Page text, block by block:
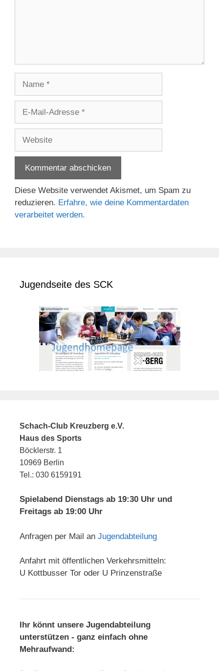
Adresse
Diese Website verwendet Akismet, um Spam zu
reduzieren. Erfahre, wie deine Kommentardaten
verarbeitet werden.
Jugendseite des SCK
Schach-Club Kreuzberg e.V.
Haus des Sports
Böcklerstr. 1
10969 Berlin
Tel.: 030 6159191
Spielabend Dienstags ab 19:30 Uhr und
Freitags ab 19:00 Uhr
Anfragen per Mail an Jugendabteilung
Anfahrt mit öffentlichen Verkehrsmitteln:
U Kottbusser Tor oder U Prinzenstraße
Ihr könnt unsere Jugendabteilung
unterstützen - ganz einfach ohne
Mehraufwand: